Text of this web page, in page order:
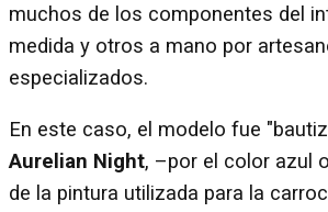
muchos de los componentes del
medida y otros a mano por
especializados.
En este caso, el modelo fue
Aurelian Night, –por el color azul
de la pintura utilizada para la